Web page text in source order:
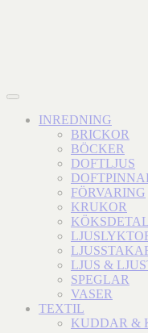
INREDNING
BRICKOR
BÖCKER
DOFTLJUS
FÖRVARING
KRUKOR
LJUS &
SPEGLAR
VASER
TEXTIL
KUDDAR &